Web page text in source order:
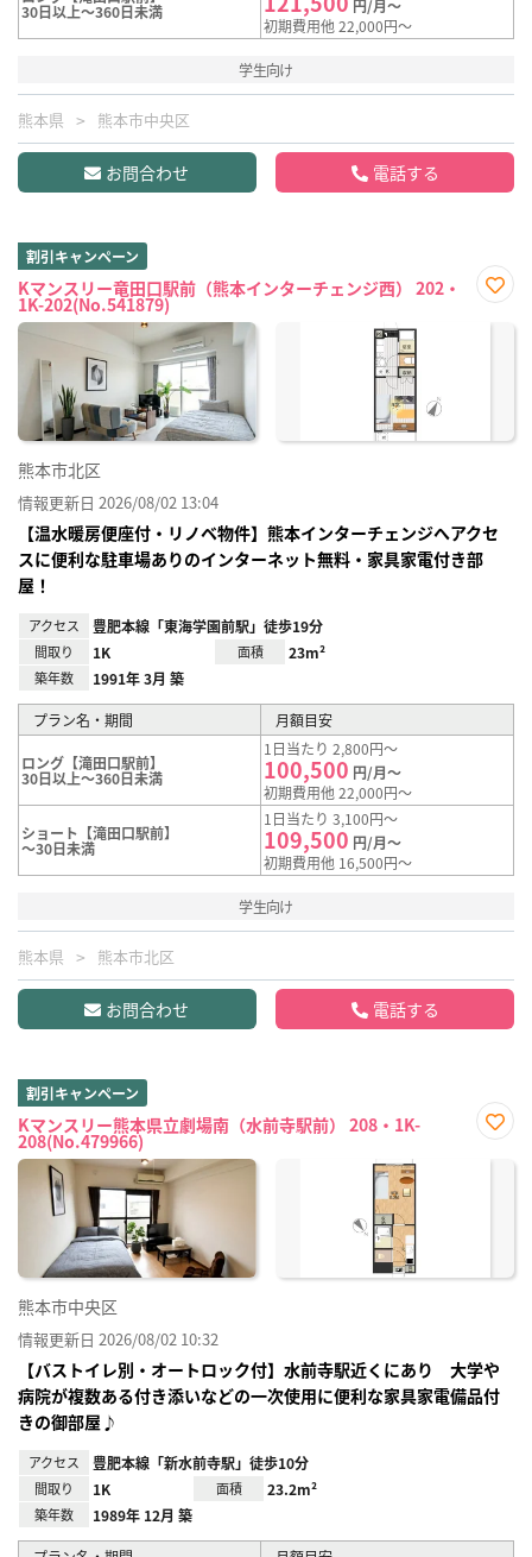
30日以上～360日未満
円/月～
初期費用他 22,000円～
学生向け
熊本県 熊本市中央区
お問合わせ 電話する
割引キャンペーン
Kマンスリー竜田口駅前（熊本インターチェンジ西） 202・
1K-202(No.541879)
に入
熊本市北区
情報更新日 2026/08/02 13:04
【温水暖房便座付・リノベ物件】熊本インターチェンジへアクセ
スに便利な駐車場ありのインターネット無料・家具家電付き部
屋！
アクセス 豊肥本線「東海学園前駅」徒歩19分
間取り 1K 面積 23m²
築年数 1991年 3月 築
プラン名・期間 月額目安
ロング【滝田口駅前】
30日以上～360日未満
1日当たり 2,800円～
100,500 円/月～
初期費用他 22,000円～
ショート【滝田口駅前】
～30日未満
1日当たり 3,100円～
109,500 円/月～
初期費用他 16,500円～
学生向け
熊本県 熊本市北区
お問合わせ 電話する
割引キャンペーン
Kマンスリー熊本県立劇場南（水前寺駅前） 208・1K-
208(No.479966)
に入
熊本市中央区
情報更新日 2026/08/02 10:32
【バストイレ別・オートロック付】水前寺駅近くにあり 大学や
病院が複数ある付き添いなどの一次使用に便利な家具家電備品付
きの御部屋♪
アクセス 豊肥本線「新水前寺駅」徒歩10分
間取り 1K 面積 23.2m²
築年数 1989年 12月 築